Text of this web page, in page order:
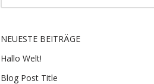
NEUESTE BEITRÄGE
Hallo Welt!
Blog Post Title